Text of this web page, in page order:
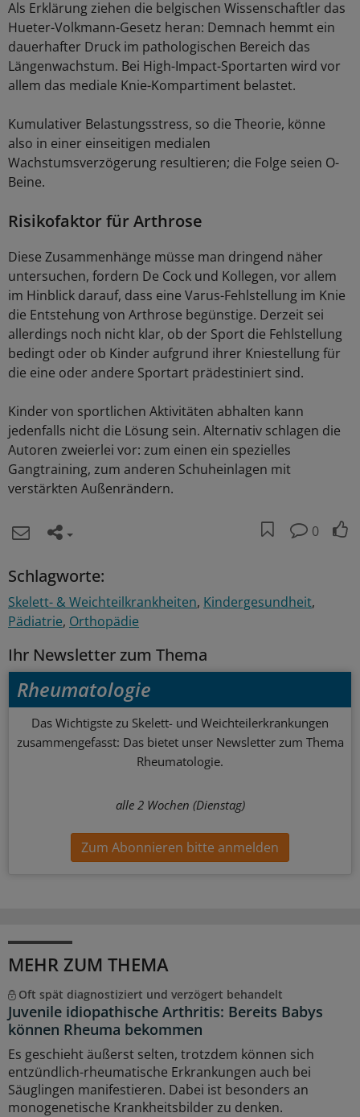
Als Erklärung ziehen die belgischen Wissenschaftler das
Hueter-Volkmann-Gesetz heran: Demnach hemmt ein
dauerhafter Druck im pathologischen Bereich das
Längenwachstum. Bei High-Impact-Sportarten wird vor
allem das mediale Knie-Kompartiment belastet.
Kumulativer Belastungsstress, so die Theorie, könne
also in einer einseitigen medialen
Wachstumsverzögerung resultieren; die Folge seien O-
Beine.
Risikofaktor für Arthrose
Diese Zusammenhänge müsse man dringend näher
untersuchen, fordern De Cock und Kollegen, vor allem
im Hinblick darauf, dass eine Varus-Fehlstellung im Knie
die Entstehung von Arthrose begünstige. Derzeit sei
allerdings noch nicht klar, ob der Sport die Fehlstellung
bedingt oder ob Kinder aufgrund ihrer Kniestellung für
die eine oder andere Sportart prädestiniert sind.
Kinder von sportlichen Aktivitäten abhalten kann
jedenfalls nicht die Lösung sein. Alternativ schlagen die
Autoren zweierlei vor: zum einen ein spezielles
Gangtraining, zum anderen Schuheinlagen mit
verstärkten Außenrändern.
0
Schlagworte:
Skelett- & Weichteilkrankheiten Kindergesundheit
Pädiatrie Orthopädie
Ihr Newsletter zum Thema
Rheumatologie
Das Wichtigste zu Skelett- und Weichteilerkrankungen
zusammengefasst: Das bietet unser Newsletter zum Thema
Rheumatologie.
alle 2 Wochen (Dienstag)
Zum Abonnieren bitte anmelden
MEHR ZUM THEMA
Oft spät diagnostiziert und verzögert behandelt
Juvenile idiopathische Arthritis: Bereits Babys
können Rheuma bekommen
Es geschieht äußerst selten, trotzdem können sich
entzündlich-rheumatische Erkrankungen auch bei
Säuglingen manifestieren. Dabei ist besonders an
monogenetische Krankheitsbilder zu denken.